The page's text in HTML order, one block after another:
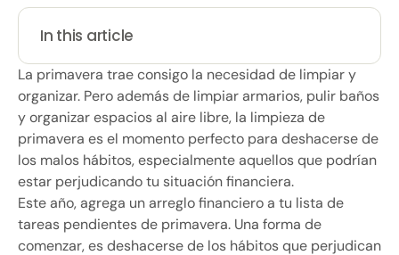
In this article
La primavera trae consigo la necesidad de limpiar y
organizar. Pero además de limpiar armarios, pulir baños
y organizar espacios al aire libre, la limpieza de
primavera es el momento perfecto para deshacerse de
los malos hábitos, especialmente aquellos que podrían
estar perjudicando tu situación financiera.
Este año, agrega un arreglo financiero a tu lista de
tareas pendientes de primavera. Una forma de
comenzar, es deshacerse de los hábitos que perjudican